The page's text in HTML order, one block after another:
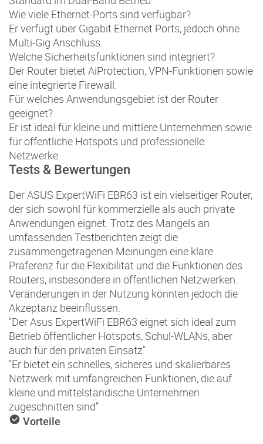
Wie viele Ethernet-Ports sind verfügbar?
Er verfügt über Gigabit Ethernet Ports, jedoch ohne
Multi-Gig Anschluss.
Welche Sicherheitsfunktionen sind integriert?
Der Router bietet AiProtection, VPN-Funktionen sowie
eine integrierte Firewall.
Für welches Anwendungsgebiet ist der Router
geeignet?
Er ist ideal für kleine und mittlere Unternehmen sowie
für öffentliche Hotspots und professionelle
Netzwerke.
Tests & Bewertungen
Der ASUS ExpertWiFi EBR63 ist ein vielseitiger Router,
der sich sowohl für kommerzielle als auch private
Anwendungen eignet. Trotz des Mangels an
umfassenden Testberichten zeigt die
zusammengetragenen Meinungen eine klare
Präferenz für die Flexibilität und die Funktionen des
Routers, insbesondere in öffentlichen Netzwerken.
Veränderungen in der Nutzung könnten jedoch die
Akzeptanz beeinflussen.
"Der Asus ExpertWiFi EBR63 eignet sich ideal zum
Betrieb öffentlicher Hotspots, Schul-WLANs, aber
auch für den privaten Einsatz"
"Er bietet ein schnelles, sicheres und skalierbares
Netzwerk mit umfangreichen Funktionen, die auf
kleine und mittelständische Unternehmen
zugeschnitten sind"
Vorteile